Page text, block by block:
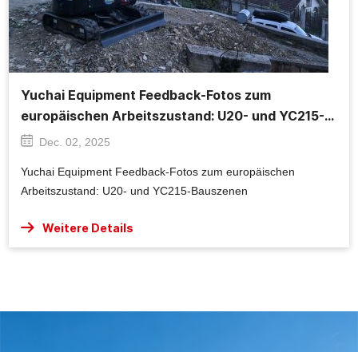
Yuchai Equipment Feedback-Fotos zum
europäischen Arbeitszustand: U20- und YC215-
Bauszenen
Dec. 02, 2025
Yuchai Equipment Feedback-Fotos zum europäischen
Arbeitszustand: U20- und YC215-Bauszenen
Weitere Details